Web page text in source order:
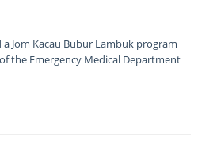
Jom Kacau Bubur Lambuk program
the Emergency Medical Department